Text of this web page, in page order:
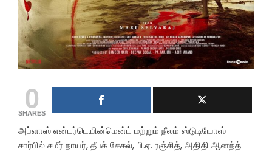
0
SHARES
அப்ளாஸ் என்டர்டெயின்மென்ட் மற்றும் நீலம் ஸ்டுடியோஸ்
சார்பில் சமீர் நாயர், தீபக் சேகல், பி.ஏ. ரஞ்சித், அதிதி ஆனந்த்